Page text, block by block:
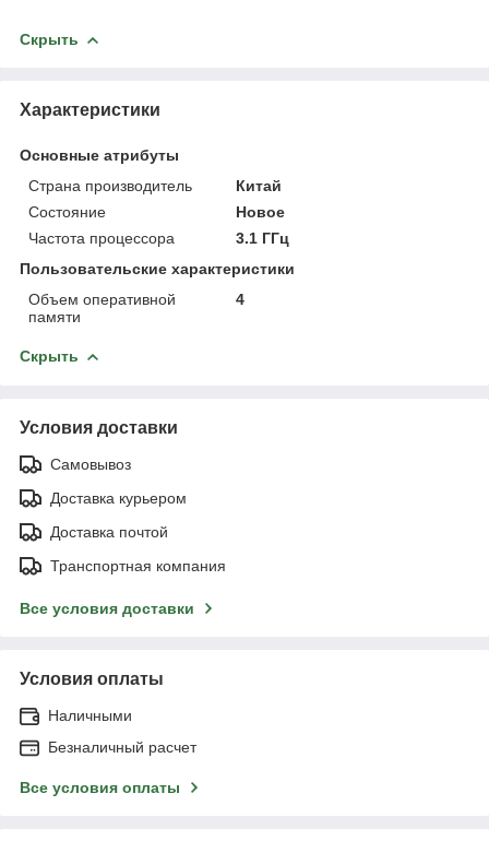
Скрыть
Характеристики
Основные атрибуты
Страна производитель
Китай
Состояние
Новое
Частота процессора
3.1 ГГц
Пользовательские характеристики
Объем оперативной
памяти
4
Скрыть
Условия доставки
Самовывоз
Доставка курьером
Доставка почтой
Транспортная компания
Все условия доставки
Условия оплаты
Наличными
Безналичный расчет
Все условия оплаты